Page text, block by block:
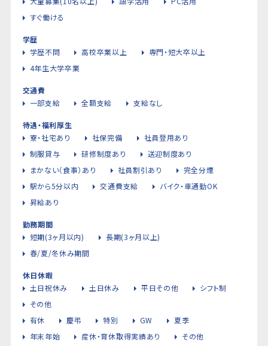
すぐ働ける
学歴
学歴不問
高校卒業以上
専門・短大卒以上
4年生大学卒業
交通費
一部支給
全額支給 支給なし
待遇・福利厚生
寮・社宅あり
社保完備
社員登用あり
制服貸与
研修制度あり
送迎制度あり
まかない（食事）あり
社員割引あり
完全分煙
駅から5分以内
交通費支給
バイク・車通勤OK
昇給あり
勤務期間
短期(3ヶ月以内)
長期(3ヶ月以上)
春/夏/冬休み期間
休日休暇
土日祝休み
土日休み 平日その他
シフト制
その他
有休
慶弔 特別 GW
夏季
年末年始
産休・育休取得実績あり その他